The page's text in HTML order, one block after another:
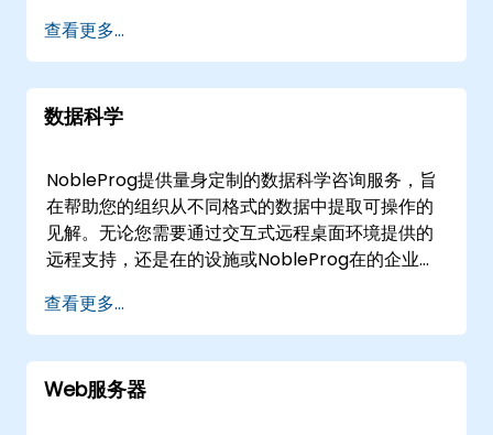
保持联系，例如 Web3、Monax 等。全面支援：
从 Hyperledger 到 Ethereum、Smart
Contracts 到 Corda，我们涵盖了 Blockchain 解
决方案的整个范围。结果驱动方法： 通过专为性
化转型。使用 NobleProg 提升您的 Blockchain 计
划，让专业知识与创新相得益彰。立即联系我们，
重塑您的数字环境的未来，并踏上变革之旅。
程桌面环境，促进实时问题解决和方案开发。对于
线下服务，我们的顾问可以在的客户设施或我们在
的专用企业中心直接操作，确保与您的内部工作流
程和基础设施无缝集成。 NobleProg——您的本地
查看更多...
数据科学
NobleProg提供量身定制的数据科学咨询服务，旨
在帮助您的组织从不同格式的数据中提取可操作的
见解。无论您需要通过交互式远程桌面环境提供的
远程支持，还是在的设施或NobleProg在的企业中
设计、优化和扩展稳健的数据解决方案。作为您的
本地合作伙伴，NobleProg专注于提供与您的具体
业务目标一致的战略成果，而不仅仅是教授方法
论。
查看更多...
Web服务器